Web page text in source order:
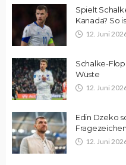
Spielt
Kanada? So
12. Juni
Schalke-Flop
Wüste
12. Juni
Edin Dzeko
Fragezeichen
12. Juni